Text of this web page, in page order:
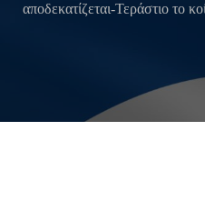
αποδεκατίζεται-Τεράστιο το